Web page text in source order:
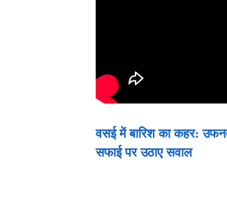
वसई में बारिश का कहर:
सफाई पर उठाए सवाल